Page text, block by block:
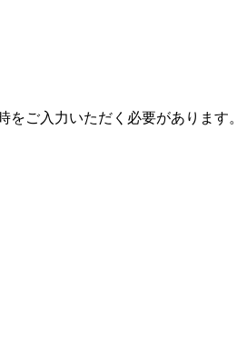
ご入力いただく必要があります。